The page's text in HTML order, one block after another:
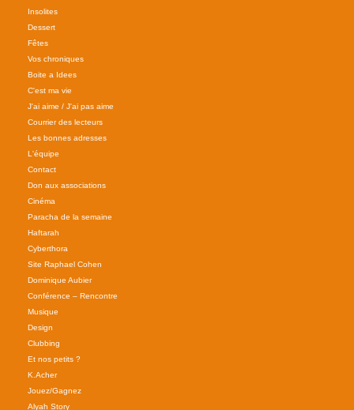
Insolites
Dessert
Fêtes
Vos chroniques
Boite a Idees
C'est ma vie
J'ai aime / J'ai pas aime
Courrier des lecteurs
Les bonnes adresses
L'équipe
Contact
Don aux associations
Cinéma
Paracha de la semaine
Haftarah
Cyberthora
Site Raphael Cohen
Dominique Aubier
Conférence – Rencontre
Musique
Design
Clubbing
Et nos petits ?
K.Acher
Jouez/Gagnez
Alyah Story